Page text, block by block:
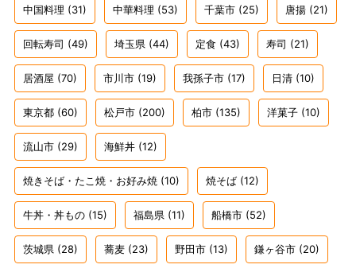
中国料理 (31) 中華料理 (53) 千葉市 (25) 唐揚 (21)
回転寿司 (49) 埼玉県 (44) 定食 (43) 寿司 (21)
居酒屋 (70) 市川市 (19) 我孫子市 (17) 日清 (10)
東京都 (60) 松戸市 (200) 柏市 (135) 洋菓子 (10)
流山市 (29) 海鮮丼 (12)
焼きそば・たこ焼・お好み焼 (10) 焼そば (12)
牛丼・丼もの (15) 福島県 (11) 船橋市 (52)
茨城県 (28) 蕎麦 (23) 野田市 (13) 鎌ヶ谷市 (20)